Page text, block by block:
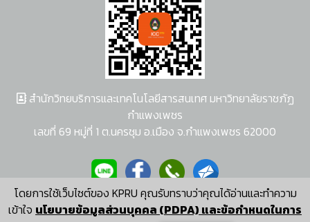
โดยการใช้เว็บไซต์ของ KPRU คุณรับทราบว่าคุณได้อ่านและทำความ
เข้าใจ นโยบายข้อมูลส่วนบุคคล (PDPA) และข้อกำหนดในการ
สำนักวิทยบริการและเทคโนโลยีสารสนเทศ มหาวิทยาลัยราชภัฏ
กำแพงเพชร
เลขที่ 69 หมู่ที่ 1 ต.นครชุม อ.เมือง จ.กำแพงเพชร 62000
ผู้พัฒนาระบบ อนุชา พวงผกา